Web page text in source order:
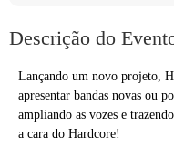
Descrição do
Lançando um novo projeto,
apresentar bandas novas ou
ampliando as vozes e
a cara do Hardcore!